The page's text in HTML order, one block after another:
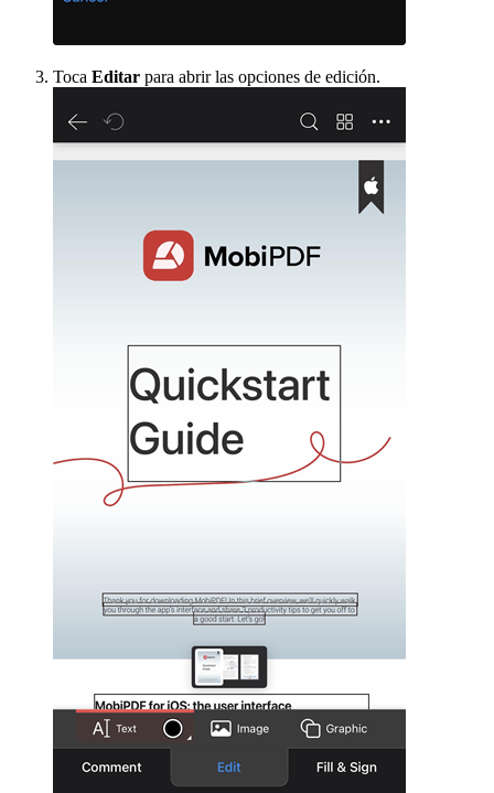
Toca Editar para abrir las opciones de edición.